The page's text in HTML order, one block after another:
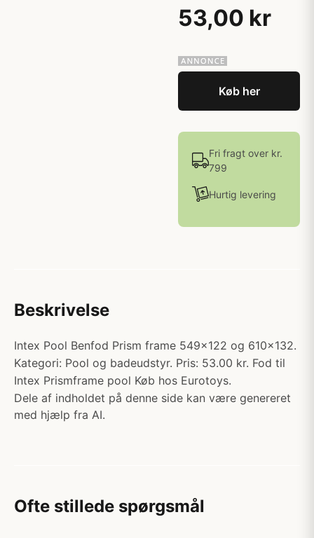
53,00 kr
Køb her
Fri fragt over kr.
799
Hurtig levering
Beskrivelse
Intex Pool Benfod Prism frame 549x122 og 610x132.
Kategori: Pool og badeudstyr. Pris: 53.00 kr. Fod til
Intex Prismframe pool Køb hos Eurotoys.
Dele af indholdet på denne side kan være genereret
med hjælp fra AI.
Ofte stillede spørgsmål